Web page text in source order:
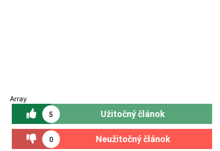
Array
5 Užitočný článok
0 Neužitočný článok